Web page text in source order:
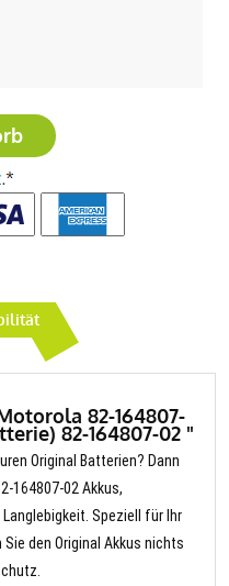
82-164807-
82-164807-02 "
Original Batterien? Dann
164807-02 Akkus,
Speziell für Ihr
den Original Akkus nichts